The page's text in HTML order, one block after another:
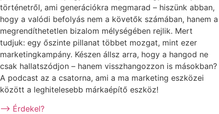
történetről, ami generációkra megmarad – hiszünk abban,
hogy a valódi befolyás nem a követők számában, hanem a
megrendíthetetlen bizalom mélységében rejlik. Mert
tudjuk: egy őszinte pillanat többet mozgat, mint ezer
marketingkampány. Készen állsz arra, hogy a hangod ne
csak hallatszódjon – hanem visszhangozzon is másokban?
A podcast az a csatorna, ami a ma marketing eszközei
között a leghitelesebb márkaépítő eszköz!
–> Érdekel?